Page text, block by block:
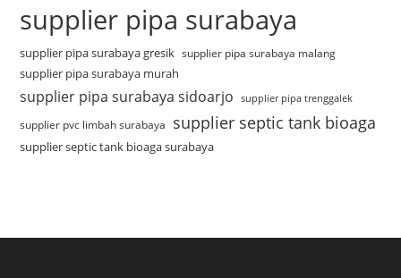
supplier pipa surabaya
supplier pipa surabaya gresik supplier pipa surabaya malang
supplier pipa surabaya murah
supplier pipa surabaya sidoarjo supplier pipa trenggalek
supplier pvc limbah surabaya supplier septic tank bioaga
supplier septic tank bioaga surabaya